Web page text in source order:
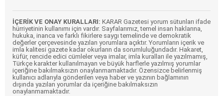
İÇERİK VE ONAY KURALLARI: KARAR Gazetesi yorum sütunları ifade
hürriyetinin kullanımı için vardır. Sayfalarımız, temel insan haklarına,
hukuka, inanca ve farklı fikirlere saygı temelinde ve demokratik
değerler çerçevesinde yazılan yorumlara açıktır. Yorumların içerik ve
imla kalitesi gazete kadar okurların da sorumluluğundadır. Hakaret,
küfür, rencide edici cümleler veya imalar, imla kuralları ile yazılmamış,
Türkçe karakter kullanılmayan ve büyük harflerle yazılmış yorumlar
içeriğine bakılmaksızın onaylanmamaktadır. Özensizce belirlenmiş
kullanıcı adlarıyla gönderilen veya haber ve yazının bağlamının
dışında yazılan yorumlar da içeriğine bakılmaksızın
onaylanmamaktadır.